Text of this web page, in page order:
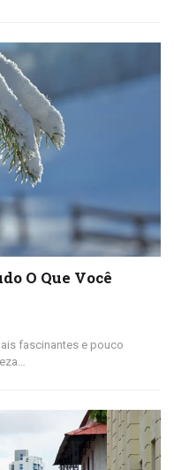
O Que Você
fascinantes e pouco